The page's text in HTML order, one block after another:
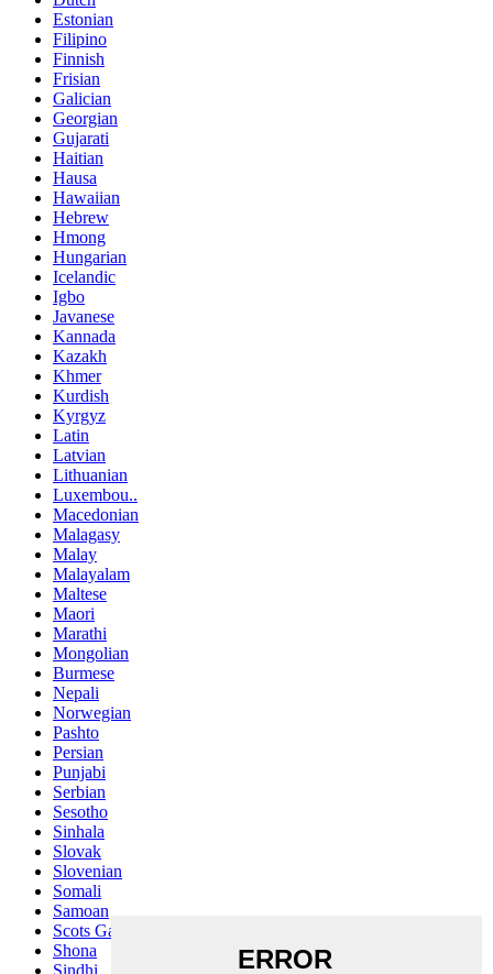
Estonian
Filipino
Finnish
Frisian
Galician
Georgian
Gujarati
Haitian
Hausa
Hawaiian
Hebrew
Hmong
Hungarian
Icelandic
Igbo
Javanese
Kannada
Kazakh
Khmer
Kurdish
Kyrgyz
Latin
Latvian
Lithuanian
Luxembou..
Macedonian
Malagasy
Malay
Malayalam
Maltese
Maori
Marathi
Mongolian
Burmese
Nepali
Norwegian
Pashto
Persian
Punjabi
Serbian
Sesotho
Sinhala
Slovak
Slovenian
Somali
Samoan
Scots Gaelic
Shona
Sindhi